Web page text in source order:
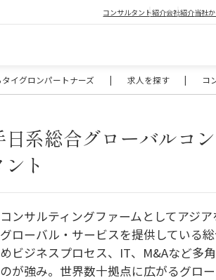
コンサルタント紹介会社紹介当社
イグロンパートナーズ | 求人を探す | コ
日系総合グローバルコ
ト
ンサルティングファームとしてアジ
ローバル・サービスを提供している
ビジネスプロセス、IT、M&Aなど多
が強み。世界数十拠点に広がるグロ